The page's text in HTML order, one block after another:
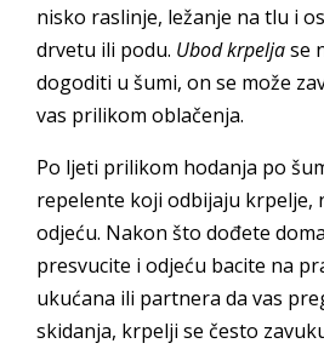
nisko raslinje, ležanje na tlu i
drvetu ili podu. Ubod krpeljase
dogoditi u šumi, on se može
vas prilikom oblačenja.
Po ljeti prilikom hodanja po
repelente koji odbijaju krpelje,
odjeću. Nakon što dođete
presvucite i odjeću bacite na
ukućana ili partnera da vas
skidanja, krpelji se često